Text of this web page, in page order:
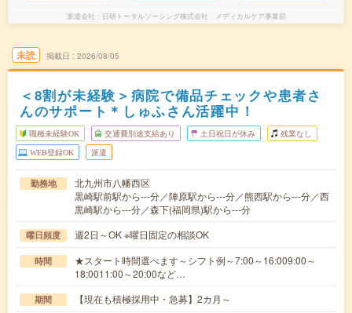
派遣会社 日研トータルソーシング株式会社 メディカルケア事業部
未読 掲載日 2026/08/05
＜8割が未経験＞病院で備品チェックや患者さ
んのサポート＊しゅふさん活躍中！
職種未経験OK 交通費別途支給あり 土日祝日が休み 残業なし
WEB登録OK 派遣
勤務地
北九州市八幡西区
黒崎駅前駅から---分／陣原駅から---分／熊西駅から---分／西
黒崎駅から---分／森下(福岡県)駅から---分
曜日頻度 週2日～OK ※曜日固定の相談OK
時間
★スタート時間選べます～シフト例～7:00～16:009:00～
18:0011:00～20:00など…
期間 【現在も積極採用中・急募】2カ月～